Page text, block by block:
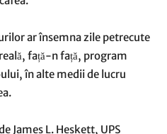
ar însemna zile petrecute
față-n față, program
în alte medii de lucru
James L. Heskett, UPS